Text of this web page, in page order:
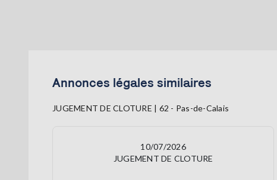
Annonces légales similaires
JUGEMENT DE CLOTURE | 62 - Pas-de-Calais
10/07/2026
JUGEMENT DE CLOTURE